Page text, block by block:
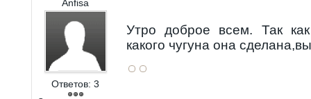
Anfisa
Ответов: 3
Утро доброе всем. Так
какого чугуна она